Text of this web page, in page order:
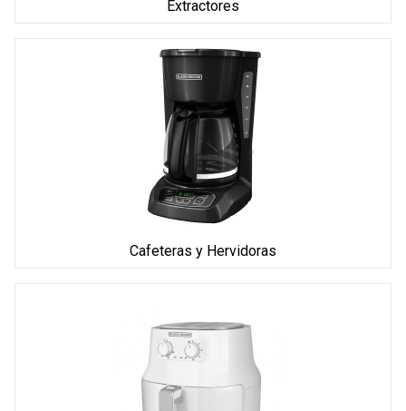
Extractores
Cafeteras y Hervidoras